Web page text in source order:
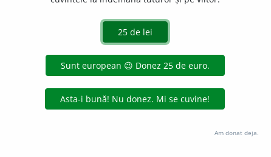
) Holbare.
Copyright © 2004-2026 dexonline (https://dexonline.ro)
datelor de pe acest site, inclusiv prin orice metode de extragere automată
nostru prealabil scris, cu excepția seturilor de date oferite oficial spre utilizare
Hosterion
Am donat deja.